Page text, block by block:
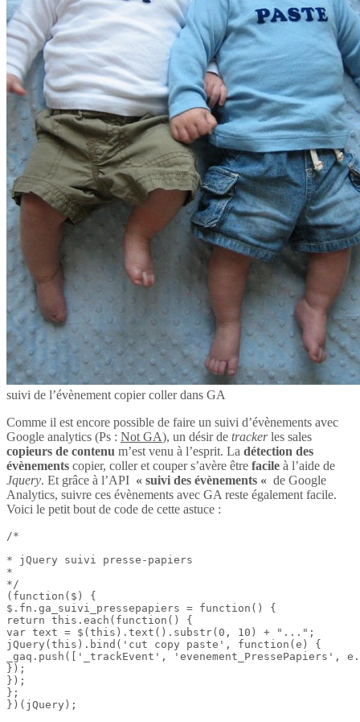
suivi de l’évènement copier coller dans GA
Comme il est encore possible de faire un suivi d’évènements avec
Google analytics (Ps : Not GA), un désir de trackerles sales
copieurs de contenu m’est venu à l’esprit. La détection des
évènements copier, coller et couper s’avère être facile à l’aide de
Jquery. Et grâce à l’API « suivi des évènements « de Google
Analytics, suivre ces évènements avec GA reste également facile.
Voici le petit bout de code de cette astuce :
/*
* jQuery suivi presse-papiers
*
*/
(function($) {
$.fn.ga_suivi_pressepapiers = function() {
return this.each(function() {
var text = $(this).text().substr(0, 10) + "...";
jQuery(this).bind('cut copy paste', function(e) {
_gaq.push(['_trackEvent', 'evenement_PressePapiers',
});
});
};
})(jQuery);